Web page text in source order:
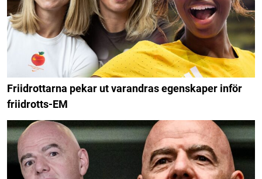
Friidrottarna pekar ut varandras egenskaper inför
friidrotts-EM